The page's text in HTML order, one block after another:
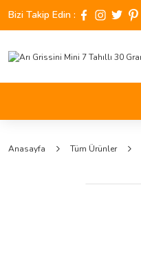
Bizi Takip Edin :
Anasayfa Tüm Ürünler